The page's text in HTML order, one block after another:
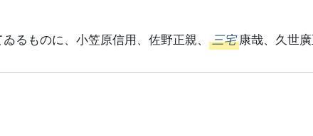
るものに、小笠原信用、佐野正親、 三宅 康哉、久世